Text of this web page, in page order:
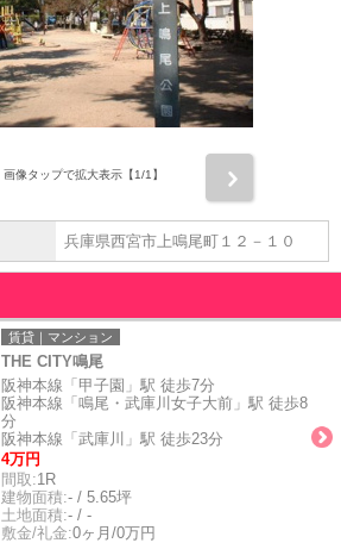
画像タップで拡大表示【1/1】
兵庫県西宮市上鳴尾町１２－１０
賃貸｜マンション
THE CITY鳴尾
阪神本線「甲子園」駅 徒歩7分
阪神本線「鳴尾・武庫川女子大前」駅 徒歩8
分
阪神本線「武庫川」駅 徒歩23分
4万円
間取:1R
建物面積:- / 5.65坪
土地面積:- / -
敷金/礼金:0ヶ月/0万円